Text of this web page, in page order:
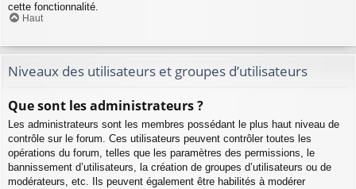
cette fonctionnalité.
Haut
Niveaux des utilisateurs et groupes d’utilisateurs
Que sont les administrateurs ?
Les administrateurs sont les membres possédant le plus haut niveau de
contrôle sur le forum. Ces utilisateurs peuvent contrôler toutes les
opérations du forum, telles que les paramètres des permissions, le
bannissement d’utilisateurs, la création de groupes d’utilisateurs ou de
modérateurs, etc. Ils peuvent également être habilités à modérer